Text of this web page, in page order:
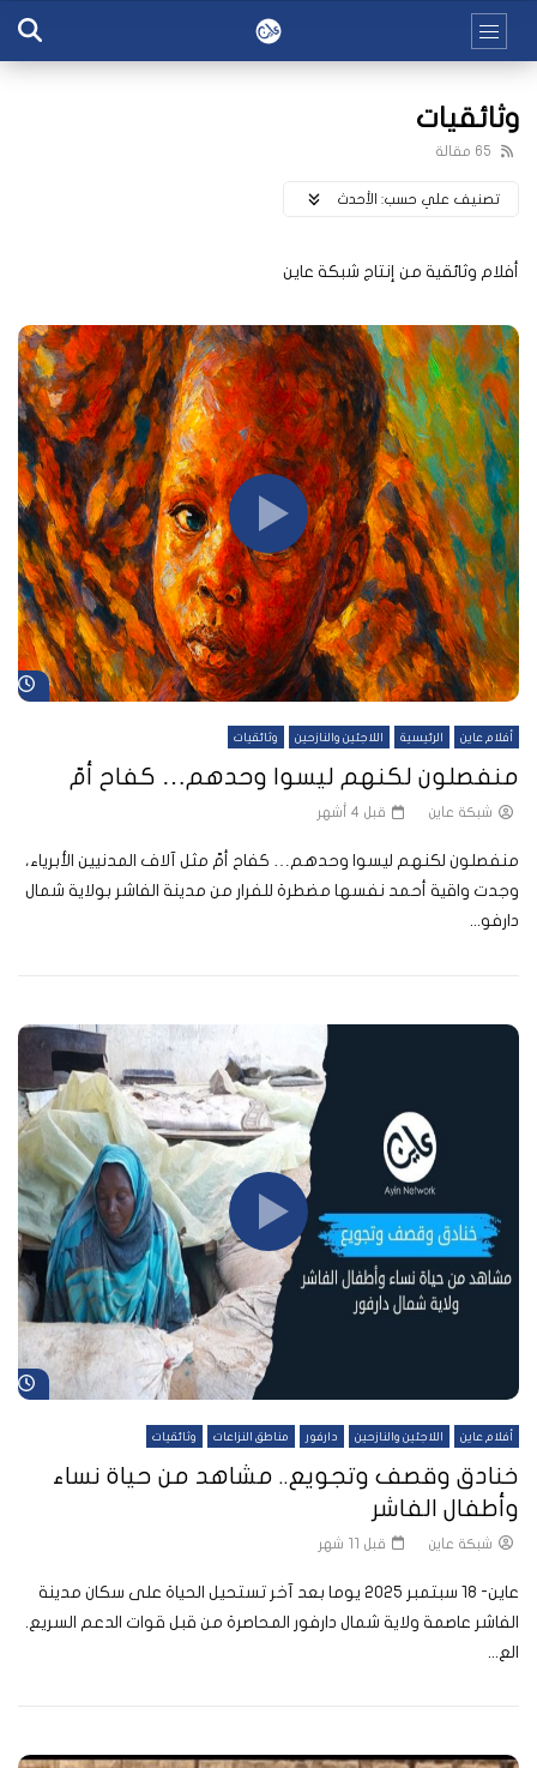
وثائقيات
65 مقالة
تصنيف علي حسب: اﻷحدث
أفلام وثائقية من إنتاج شبكة عاين
أفلام عاين الرئيسية اللاجئين والنازحين وثائقيات
منفصلون لكنهم ليسوا وحدهم… كفاح أمّ
شبكة عاين قبل 4 أشهر
منفصلون لكنهم ليسوا وحدهم… كفاح أمّ مثل آلاف المدنيين الأبرياء،
وجدت واقية أحمد نفسها مضطرة للفرار من مدينة الفاشر بولاية شمال
دارفو...
أفلام عاين اللاجئين والنازحين دارفور مناطق النزاعات وثائقيات
خنادق وقصف وتجويع.. مشاهد من حياة نساء
وأطفال الفاشر
شبكة عاين قبل 11 شهر
عاين- 18 سبتمبر 2025 يوما بعد آخر تستحيل الحياة على سكان مدينة
الفاشر عاصمة ولاية شمال دارفور المحاصرة من قبل قوات الدعم السريع.
الع...